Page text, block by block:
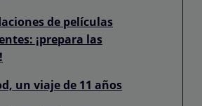
de películas
¡prepara las
un viaje de 11 años